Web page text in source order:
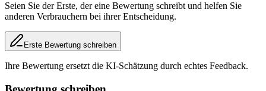
Seien Sie der Erste, der eine Bewertung schreibt und helfen Sie
anderen Verbrauchern bei ihrer Entscheidung.
Erste Bewertung schreiben
Ihre Bewertung ersetzt die KI-Schätzung durch echtes Feedback.